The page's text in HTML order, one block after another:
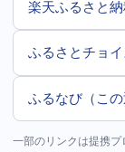
楽天ふるさと
ふるさとチョ
ふるなび（この
一部のリンクは提携